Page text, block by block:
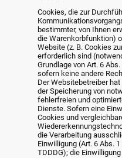
Cookies, die zur
bestimmter, von Ihnen
die Warenkorbfunktion)
Website (z. B. Cookies
erforderlich sind
Grundlage von Art. 6
sofern keine andere
Der Websitebetreiber
der Speicherung von
fehlerfreien und
Dienste. Sofern eine
Cookies und
die Verarbeitung
Einwilligung (Art. 6 Abs.
TDDDG); die